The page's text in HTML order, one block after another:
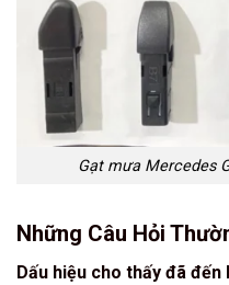
Gạt mưa Mercedes
Những Câu Hỏi
Dấu hiệu cho thấy đã